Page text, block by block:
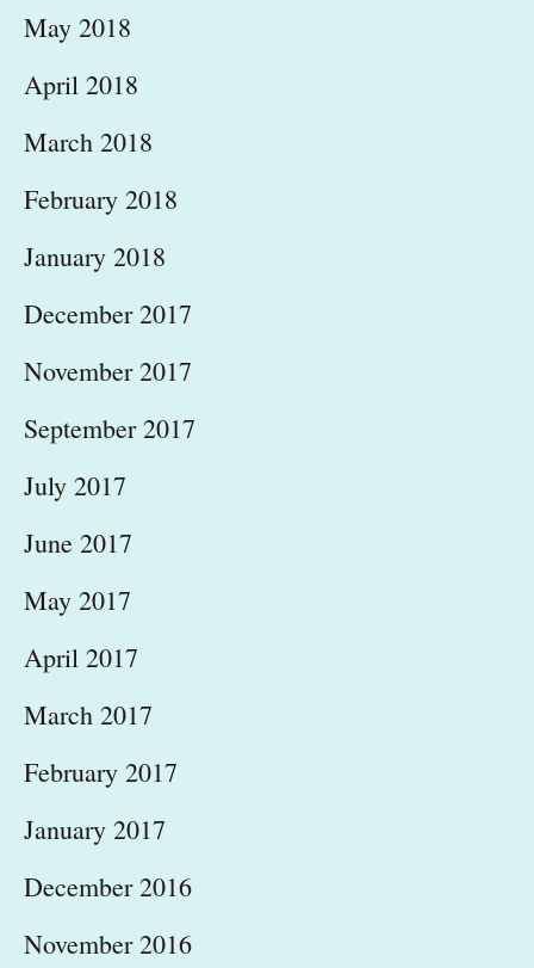
May 2018
April 2018
March 2018
February 2018
January 2018
December 2017
November 2017
September 2017
July 2017
June 2017
May 2017
April 2017
March 2017
February 2017
January 2017
December 2016
November 2016